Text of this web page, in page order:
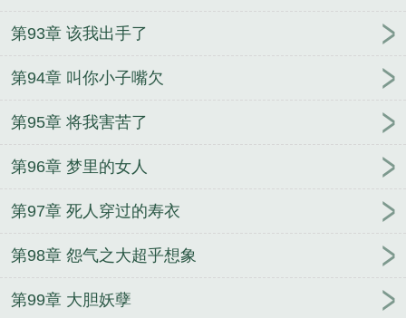
第93章 该我出手了
第94章 叫你小子嘴欠
第95章 将我害苦了
第96章 梦里的女人
第97章 死人穿过的寿衣
第98章 怨气之大超乎想象
第99章 大胆妖孽